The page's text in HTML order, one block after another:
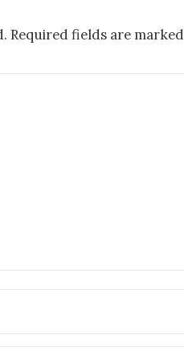
Required fields are marked